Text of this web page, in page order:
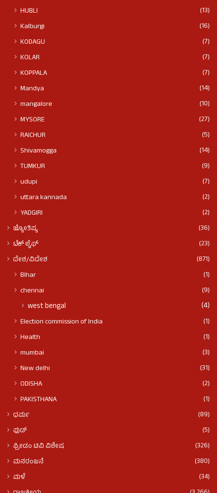
HUBLI
(13)
Kalburgi
(16)
KODAGU
(7)
KOLAR
(7)
KOPPALA
(7)
Mandya
(14)
mangalore
(10)
MYSORE
(27)
RAICHUR
(5)
Shivamogga
(14)
TUMKUR
(9)
udupi
(7)
uttara kannada
(2)
YADGIRI
(2)
ಜ್ಯೋತಿಷ್ಯ
(36)
ಟೆಕ್ ಲೈಫ್
(23)
ದೇಶ/ವಿದೇಶ
(871)
BIhar
(1)
chennai
(9)
west bengal (4)
Election commission of India
(1)
Health
(1)
mumbai
(3)
New delhi
(31)
ODISHA
(2)
PAKISTHANA
(1)
ಧರ್ಮ
(89)
ಫುಡ್​​
(5)
ಫ್ರೀಡಂ ಟಿವಿ ವಿಶೇಷ
(326)
ಮನರಂಜನೆ
(380)
ಮಳೆ
(34)